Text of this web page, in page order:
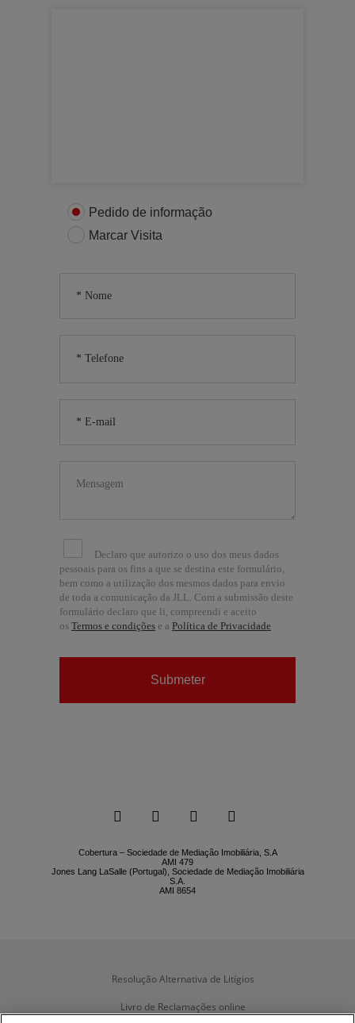
Pedido de informação
Marcar Visita
Declaro que autorizo o uso dos meus dados
pessoais para os fins a que se destina este formulário,
bem como a utilização dos mesmos dados para envio
de toda a comunicação da JLL. Com a submissão deste
formulário declaro que li, compreendi e aceito
os Termos e condições e a Política de Privacidade
Submeter
Cobertura – Sociedade de Mediação Imobiliária, S.A
AMI 479
Jones Lang LaSalle (Portugal), Sociedade de Mediação Imobiliária
S.A.
AMI 8654
   
Resolução Alternativa de Litígios
Livro de Reclamações online